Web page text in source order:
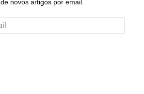
novos artigos por email.